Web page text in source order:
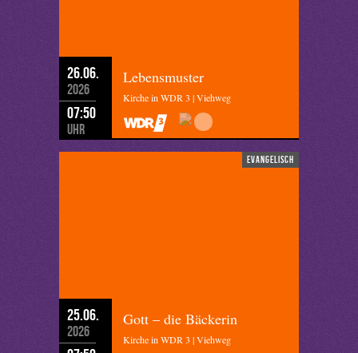
26.06.
2026
07:50
Uhr
Lebensmuster
Kirche in WDR 3 | Viehweg
evangelisch
25.06.
2026
Gott – die Bäckerin
Kirche in WDR 3 | Viehweg